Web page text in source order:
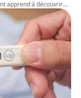
apprend à découvrir…